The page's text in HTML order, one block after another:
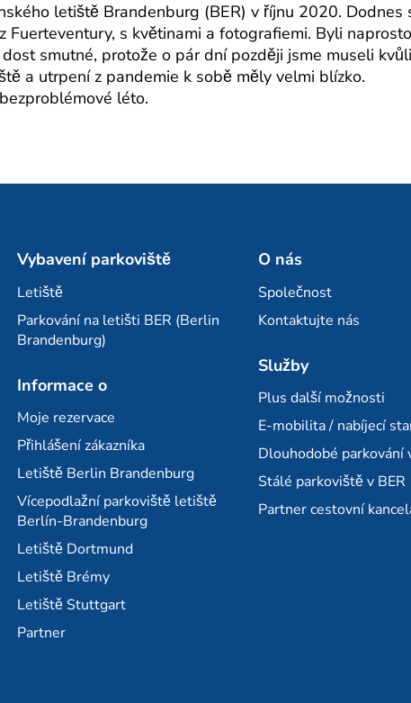
letiště Brandenburg (BER) v říjnu 2020.
s květinami a fotografiemi. Byli
smutné, protože o pár dní později jsme museli
a utrpení z pandemie k sobě měly velmi blízko.
léto.
Vybavení parkoviště
Letiště
Parkování na letišti BER (Berlin
Brandenburg)
Informace o
Moje rezervace
Přihlášení zákazníka
Letiště Berlin Brandenburg
Vícepodlažní parkoviště letiště
Berlín-Brandenburg
Letiště Dortmund
Letiště Brémy
Letiště Stuttgart
Partner
O nás
Společnost
Kontaktujte nás
Služby
Plus další možnosti
E-mobilita / nabíjecí
Dlouhodobé parkování
Stálé parkoviště v BER
Partner cestovní